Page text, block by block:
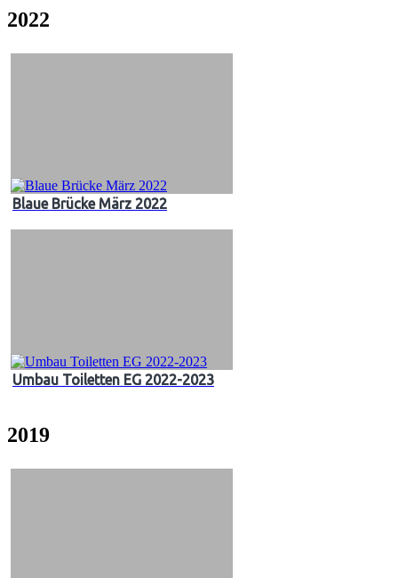
2022
Blaue Brücke März 2022
Umbau Toiletten EG 2022-2023
2019